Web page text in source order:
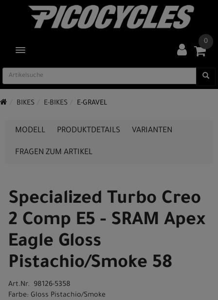
TOGGLE NAVIGATION
0
BIKES E-BIKES E-GRAVEL
MODELL PRODUKTDETAILS VARIANTEN
FRAGEN ZUM ARTIKEL
Specialized Turbo Creo
2 Comp E5 - SRAM Apex
Eagle Gloss
Pistachio/Smoke 58
Art.Nr. 98126-5358
Farbe: Gloss Pistachio/Smoke